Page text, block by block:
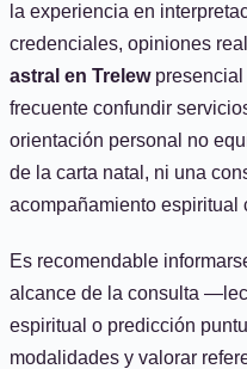
la experiencia en
credenciales, opiniones
astral en Trelewpresencial
frecuente confundir
orientación personal no
de la carta natal, ni una
acompañamiento espiritual
Es recomendable
alcance de la consulta
espiritual o predicción
modalidades y valorar